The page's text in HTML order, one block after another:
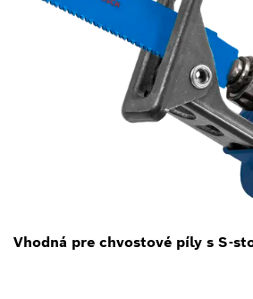
Vhodná pre chvostové píly s S-